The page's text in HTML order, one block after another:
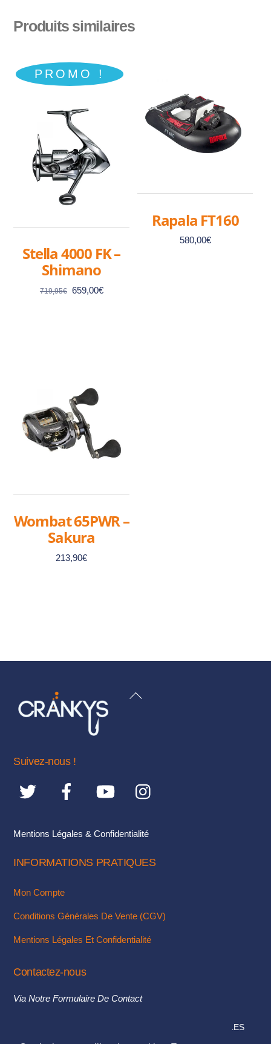
Produits similaires
PROMO !
Stella 4000 FK –
Shimano
719,95€ Le
659,00€Le
Rapala FT160
580,00€
Wombat 65PWR –
Sakura
213,90€
BACK
Suivez-nous !
Mentions Légales & Confidentialité
INFORMATIONS PRATIQUES
Mon Compte
Conditions Générales De Vente (CGV)
Mentions Légales Et Confidentialité
Contactez-nous
Via Notre Formulaire De Contact
© 2018. TOUS DROITS RÉSERVÉS - MENTIONS LÉGALES
DESIGN & INTÉGRATION :
KUBBICOM